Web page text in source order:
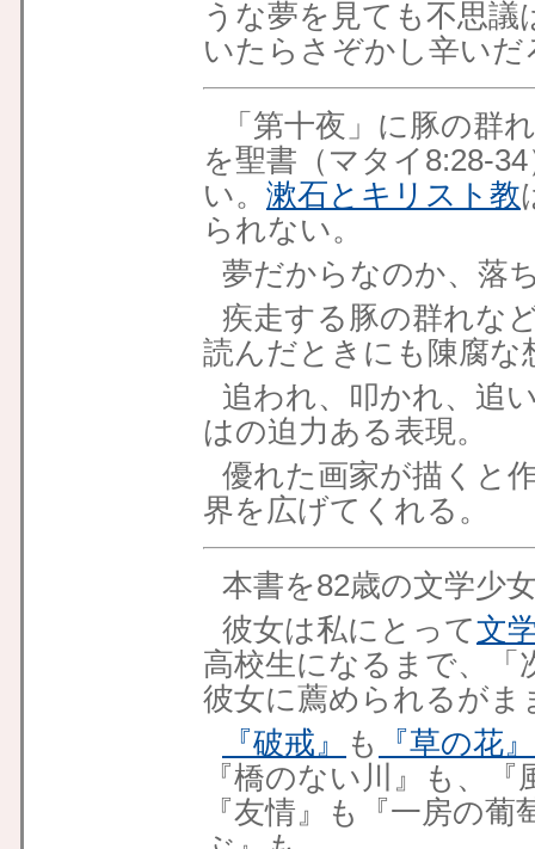
うな夢を見ても不思
いたらさぞかし辛いだ
「第十夜」に豚の群
を聖書（マタイ8:28-
い。 漱石とキリスト教
られない。
夢だからなのか、落
疾走する豚の群れな
読んだときにも陳腐
追われ、叩かれ、追
はの迫力ある表現。
優れた画家が描くと
界を広げてくれる。
本書を82歳の文学少
彼女は私にとって文
高校生になるまで、「
彼女に薦められるがま
『破戒』
も
『草の花』
『橋のない川』も、
『友情』も『一房の